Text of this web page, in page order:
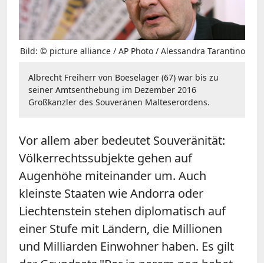
Bild: © picture alliance / AP Photo / Alessandra Tarantino
Albrecht Freiherr von Boeselager (67) war bis zu
seiner Amtsenthebung im Dezember 2016
Großkanzler des Souveränen Malteserordens.
Vor allem aber bedeutet Souveränität:
Völkerrechtssubjekte gehen auf
Augenhöhe miteinander um. Auch
kleinste Staaten wie Andorra oder
Liechtenstein stehen diplomatisch auf
einer Stufe mit Ländern, die Millionen
und Milliarden Einwohner haben. Es gilt